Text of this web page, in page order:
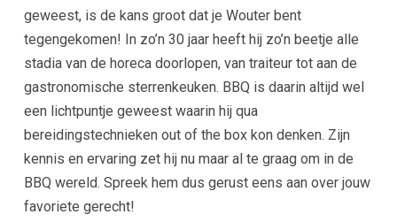
geweest, is de kans groot dat je Wouter bent
tegengekomen! In zo’n 30 jaar heeft hij zo’n beetje alle
stadia van de horeca doorlopen, van traiteur tot aan de
gastronomische sterrenkeuken. BBQ is daarin altijd wel
een lichtpuntje geweest waarin hij qua
bereidingstechnieken out of the box kon denken. Zijn
kennis en ervaring zet hij nu maar al te graag om in de
BBQ wereld. Spreek hem dus gerust eens aan over jouw
favoriete gerecht!